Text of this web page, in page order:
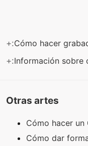
+:Cómo hacer
+:Información sobre
Otras artes
Cómo hacer
Cómo dar